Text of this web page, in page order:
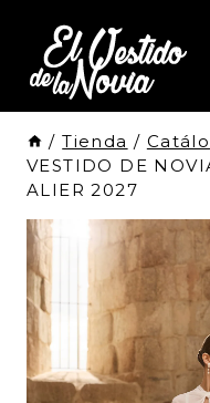
Contenido
/ Tienda /
VESTIDO DE
ALIER 2027